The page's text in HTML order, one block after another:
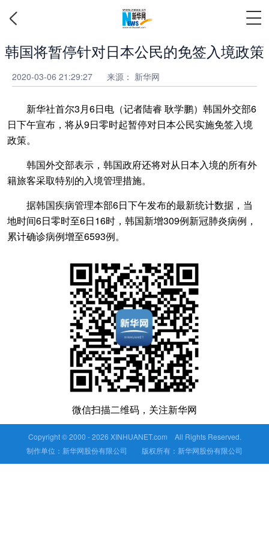
韩国将暂停针对日本公民的免签入境政策
2020-03-06 21:29:27 来源： 新华网
新华社首尔3月6日电（记者陆睿 耿学鹏）韩国外交部6
日下午宣布，将从9日零时起暂停对日本公民实施免签入境
政策。
韩国外交部表示，韩国政府还将对从日本入境的所有外
籍旅客采取特别的入境管理措施。
据韩国疾病管理本部6日下午发布的最新统计数据，当
地时间6日零时至6日16时，韩国新增309例新冠肺炎病例，
累计确诊病例增至6593例。
微信扫描二维码，关注新华网
Copyright © 2000 -2026 XINHUANET.com All Rights Reserved.
制作单位：新华网股份有限公司 版权所有：新华网股份有限公司